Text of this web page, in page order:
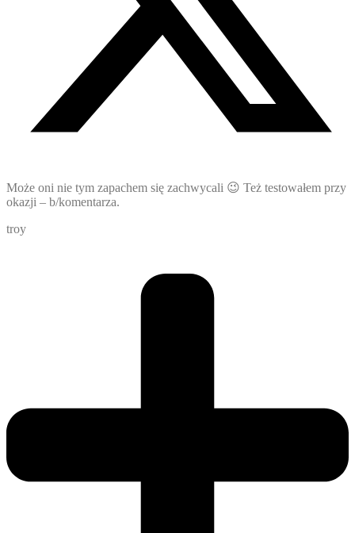
Może oni nie tym zapachem się zachwycali 😉 Też testowałem przy
okazji – b/komentarza.
troy